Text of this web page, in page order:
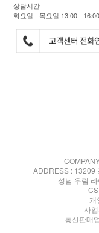
상담시간
화요일 - 목요일 13:00 - 16:00
ADDRESS : 13209
성남 우림
개
사
통신판매